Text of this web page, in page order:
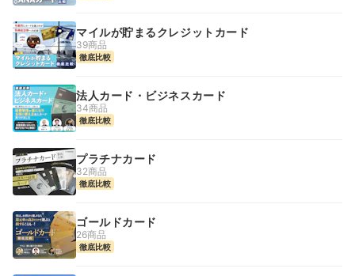
マイルが貯まるクレジットカード
39商品
徹底比較
法人カード・ビジネスカード
34商品
徹底比較
プラチナカード
32商品
徹底比較
ゴールドカード
26商品
徹底比較